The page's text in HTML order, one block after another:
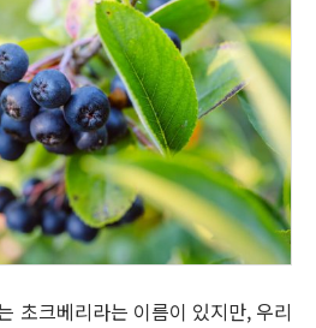
초크베리라는 이름이 있지만, 우리